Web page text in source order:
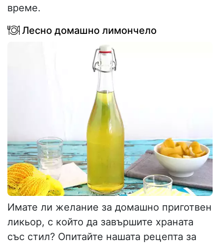
време.
Лесно домашно лимончело
Имате ли желание за домашно приготвен
ликьор, с който да завършите храната
със стил? Опитайте нашата рецепта за